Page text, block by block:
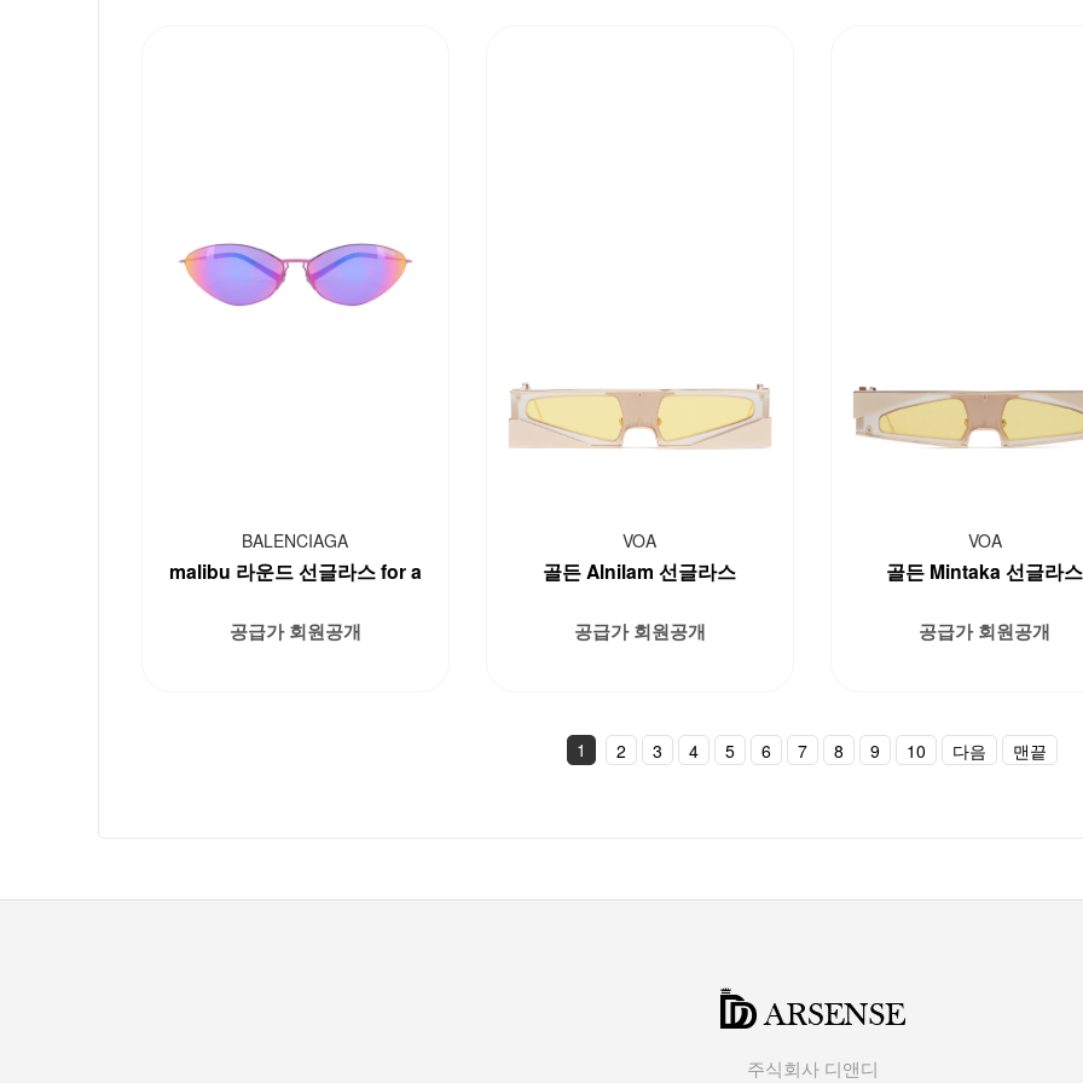
BALENCIAGA
malibu 라운드 선글라스 for a
공급가 회원공개
VOA
골든 Alnilam 선글라스
공급가 회원공개
VOA
골든 Mintaka 선글라스
공급가 회원공개
1 2 3 4 5 6 7 8 9 10 다음 맨끝
주식회사 디앤디